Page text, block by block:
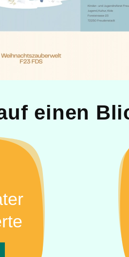
einen